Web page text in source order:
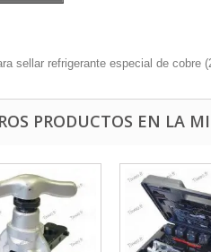
sellar refrigerante especial de cobre (
PRODUCTOS EN LA